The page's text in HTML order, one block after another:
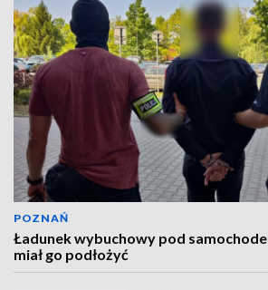
POZNAŃ
Ładunek wybuchowy pod
miał go podłożyć